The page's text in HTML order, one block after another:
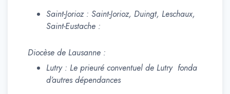
Saint-Jorioz : Saint-Jorioz, Duingt, Leschaux,
Saint-Eustache :
Diocèse de Lausanne :
Lutry : Le prieuré conventuel de Lutry fonda
d’autres dépendances